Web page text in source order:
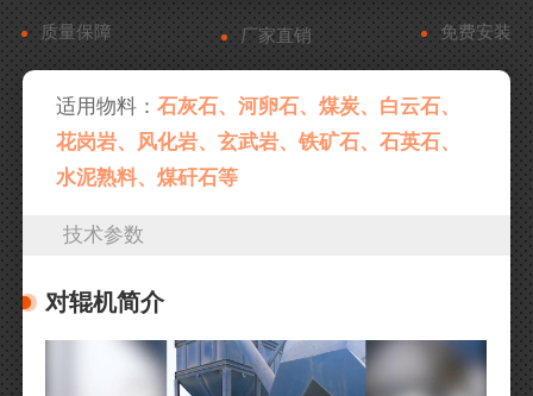
质量保障 厂家直销 免费安装
适用物料：石灰石、河卵石、煤炭、白云石、
花岗岩、风化岩、玄武岩、铁矿石、石英石、
水泥熟料、煤矸石等
技术参数
对辊机简介